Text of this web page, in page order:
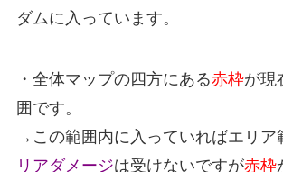
ダムに入っています。
・全体マップの四方にある赤枠が現
囲です。
→この範囲内に入っていればエリア
リアダメージは受けないですが赤枠